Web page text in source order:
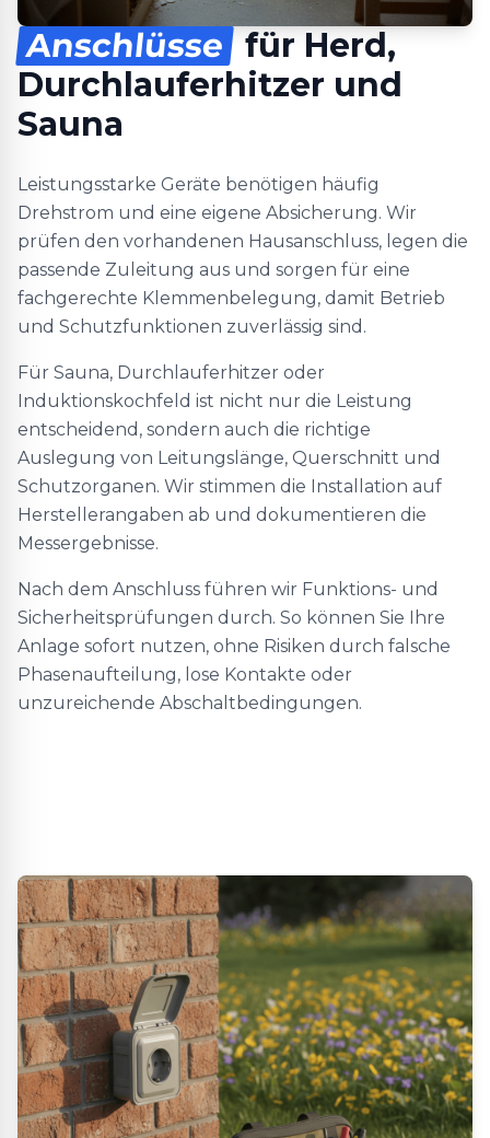
Anschlüsse für Herd,
Durchlauferhitzer und
Sauna
Leistungsstarke Geräte benötigen häufig
Drehstrom und eine eigene Absicherung. Wir
prüfen den vorhandenen Hausanschluss, legen die
passende Zuleitung aus und sorgen für eine
fachgerechte Klemmenbelegung, damit Betrieb
und Schutzfunktionen zuverlässig sind.
Für Sauna, Durchlauferhitzer oder
Induktionskochfeld ist nicht nur die Leistung
entscheidend, sondern auch die richtige
Auslegung von Leitungslänge, Querschnitt und
Schutzorganen. Wir stimmen die Installation auf
Herstellerangaben ab und dokumentieren die
Messergebnisse.
Nach dem Anschluss führen wir Funktions- und
Sicherheitsprüfungen durch. So können Sie Ihre
Anlage sofort nutzen, ohne Risiken durch falsche
Phasenaufteilung, lose Kontakte oder
unzureichende Abschaltbedingungen.